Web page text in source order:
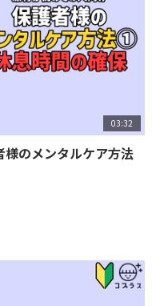
03:32
様のメンタルケア方法